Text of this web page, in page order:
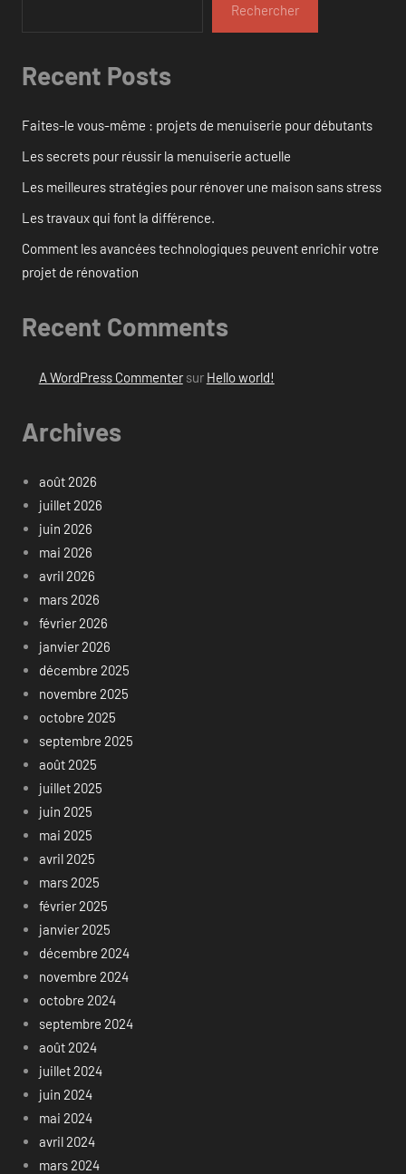
Rechercher
Recent Posts
Faites-le vous-même : projets de menuiserie pour débutants
Les secrets pour réussir la menuiserie actuelle
Les meilleures stratégies pour rénover une maison sans stress
Les travaux qui font la différence.
Comment les avancées technologiques peuvent enrichir votre
projet de rénovation
Recent Comments
A WordPress Commentersur Hello world!
Archives
août 2026
juillet 2026
juin 2026
mai 2026
avril 2026
mars 2026
février 2026
janvier 2026
décembre 2025
novembre 2025
octobre 2025
septembre 2025
août 2025
juillet 2025
juin 2025
mai 2025
avril 2025
mars 2025
février 2025
janvier 2025
décembre 2024
novembre 2024
octobre 2024
septembre 2024
août 2024
juillet 2024
juin 2024
mai 2024
avril 2024
mars 2024